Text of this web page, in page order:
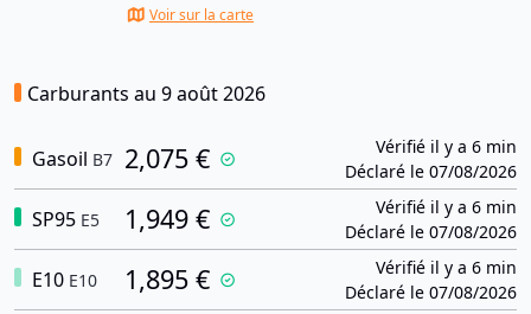
Voir sur la carte
Carburants au 9 août 2026
Gasoil B7 2,075 €
Vérifié il y a 6 min
Déclaré le 07/08/2026
SP95 E5 1,949 €
Vérifié il y a 6 min
Déclaré le 07/08/2026
E10 E10 1,895 €
Vérifié il y a 6 min
Déclaré le 07/08/2026